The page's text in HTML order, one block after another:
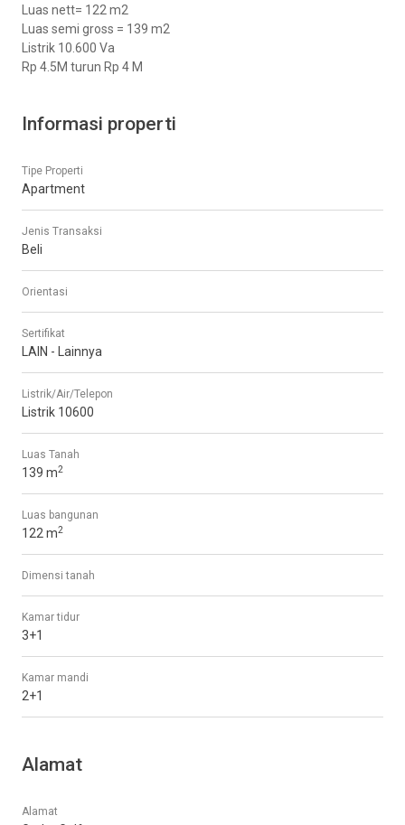
Luas nett= 122 m2
Luas semi gross = 139 m2
Listrik 10.600 Va
Rp 4.5M turun Rp 4 M
Informasi properti
Tipe Properti
Apartment
Jenis Transaksi
Beli
Orientasi
Sertifikat
LAIN - Lainnya
Listrik/Air/Telepon
Listrik 10600
Luas Tanah
139 m2
Luas bangunan
122 m2
Dimensi tanah
Kamar tidur
3+1
Kamar mandi
2+1
Alamat
Alamat